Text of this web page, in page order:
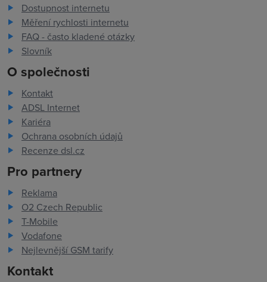
Dostupnost internetu
Měření rychlosti internetu
FAQ - často kladené otázky
Slovník
O společnosti
Kontakt
ADSL Internet
Kariéra
Ochrana osobních údajů
Recenze dsl.cz
Pro partnery
Reklama
O2 Czech Republic
T-Mobile
Vodafone
Nejlevnější GSM tarify
Kontakt